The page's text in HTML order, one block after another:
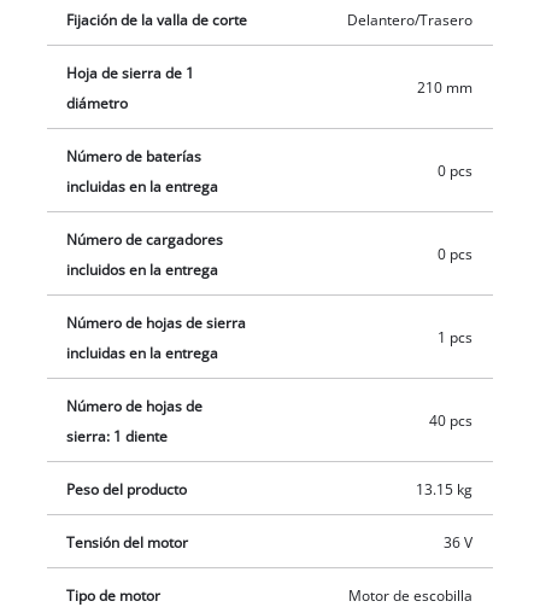
aserrín, hay conexiones de extracción en la carcasa y la
protección de la hoja de sierra. Se proporcionan soportes en
la carcasa para guardar todos los accesorios del equipo.
Fijación de la valla de corte Delantero/Trasero
Hoja de sierra de 1
diámetro
210 mm
Número de baterías
incluidas en la entrega
0 pcs
Número de cargadores
incluidos en la entrega
0 pcs
Número de hojas de sierra
incluidas en la entrega
1 pcs
Número de hojas de
sierra: 1 diente
40 pcs
Peso del producto 13.15 kg
Tensión del motor 36 V
Tipo de motor Motor de escobilla